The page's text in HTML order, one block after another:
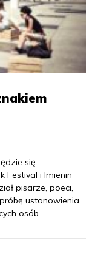
się
Festival i Imienin
pisarze, poeci,
ustanowienia
osób.